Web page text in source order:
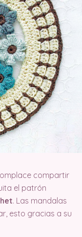
compartir
el patrón
. Las mandalas
esto gracias a su